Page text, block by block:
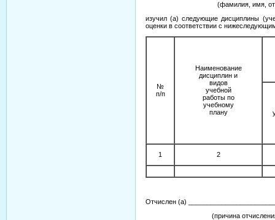
(фамилия, имя, отчество
изучил (а) следующие дисциплины
оценки в соответствии с
№
п/п
Наименование
дисциплин и
видов
учебной
работы по
учебному
плану
1 2
Отчислен (а)
(причина отчисления,